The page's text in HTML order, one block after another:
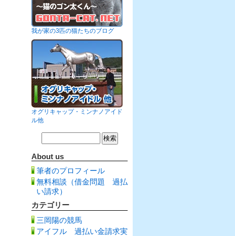
我が家の3匹の猫たちのブログ
オグリキャップ・ミンナノアイド
ル他
About us
筆者のプロフィール
無料相談（借金問題 過払
い請求）
カテゴリー
三岡陽の競馬
アイフル 過払い金請求実